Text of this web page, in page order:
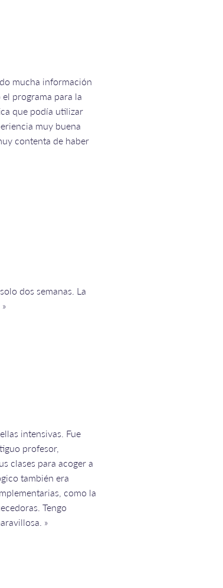
mucha información
programa para la
que podía utilizar
muy buena
contenta de haber
dos semanas. La
intensivas. Fue
profesor,
clases para acoger a
también era
como la
Tengo
»